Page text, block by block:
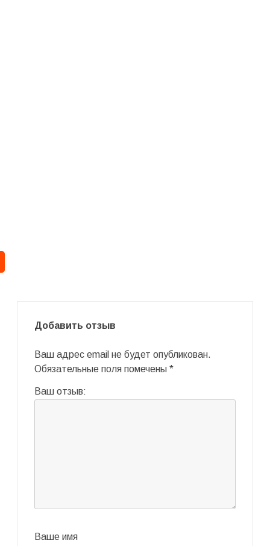
Добавить отзыв
Ваш адрес email не будет опубликован.
Обязательные поля помечены *
Ваш отзыв:
Ваше имя